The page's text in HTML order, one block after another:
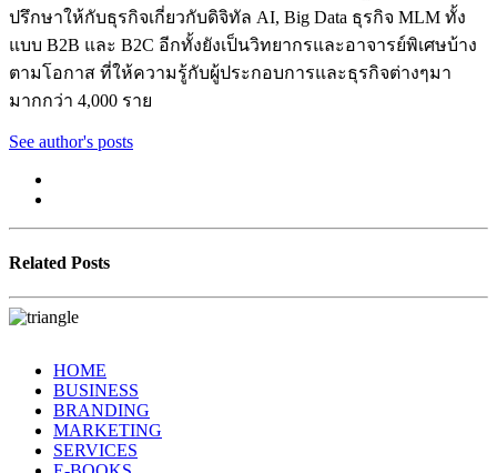
ปรึกษาให้กับธุรกิจเกี่ยวกับดิจิทัล AI, Big Data ธุรกิจ MLM ทั้ง
แบบ B2B และ B2C อีกทั้งยังเป็นวิทยากรและอาจารย์พิเศษบ้าง
ตามโอกาส ที่ให้ความรู้กับผู้ประกอบการและธุรกิจต่างๆมา
มากกว่า 4,000 ราย
See author's posts
Related Posts
HOME
BUSINESS
BRANDING
MARKETING
SERVICES